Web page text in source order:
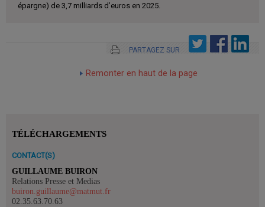
épargne) de 3,7 milliards d’euros en 2025.
PARTAGEZ SUR
Remonter en haut de la page
TÉLÉCHARGEMENTS
CONTACT(S)
GUILLAUME BUIRON
Relations Presse et Medias
buiron.guillaume@matmut.fr
02.35.63.70.63